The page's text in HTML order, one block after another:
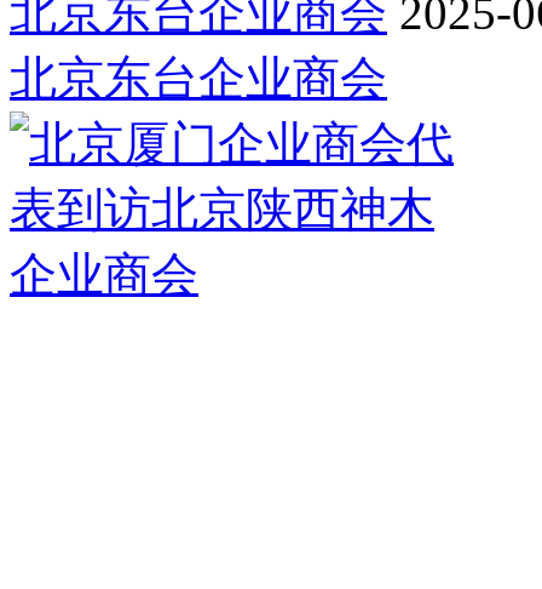
北京东台企业商会 2025-
北京东台企业商会